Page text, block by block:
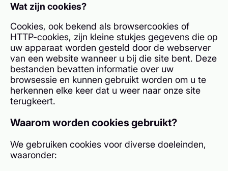
Wat zijn cookies?
Cookies, ook bekend als browsercookies of
HTTP-cookies, zijn kleine stukjes gegevens die op
uw apparaat worden gesteld door de webserver
van een website wanneer u bij die site bent. Deze
bestanden bevatten informatie over uw
browsessie en kunnen gebruikt worden om u te
herkennen elke keer dat u weer naar onze site
terugkeert.
Waarom worden cookies gebruikt?
We gebruiken cookies voor diverse doeleinden,
waaronder: